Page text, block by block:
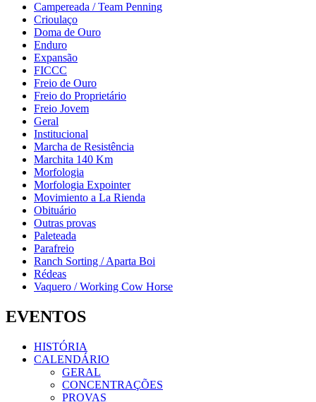
Campereada / Team Penning
Crioulaço
Doma de Ouro
Enduro
Expansão
FICCC
Freio de Ouro
Freio do Proprietário
Freio Jovem
Geral
Institucional
Marcha de Resistência
Marchita 140 Km
Morfologia
Morfologia Expointer
Movimiento a La Rienda
Obituário
Outras provas
Paleteada
Parafreio
Ranch Sorting / Aparta Boi
Rédeas
Vaquero / Working Cow Horse
EVENTOS
HISTÓRIA
CALENDÁRIO
GERAL
CONCENTRAÇÕES
PROVAS